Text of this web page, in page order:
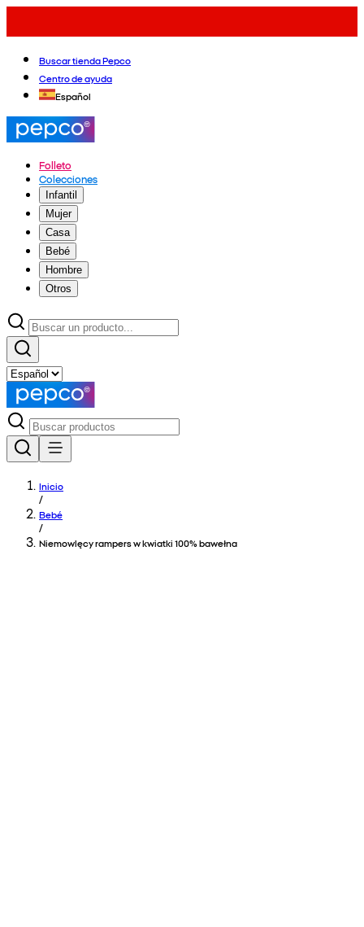
Buscar tienda Pepco
Centro de ayuda
Español
Folleto
Colecciones
Infantil
Mujer
Casa
Bebé
Hombre
Otros
Inicio
/
Bebé
/
Niemowlęcy rampers w kwiatki 100% bawełna